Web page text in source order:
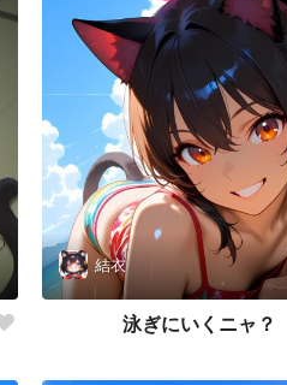
結衣
泳ぎにいくニャ？